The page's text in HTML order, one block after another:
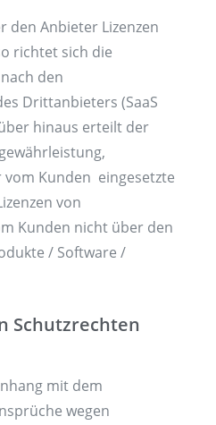
den Anbieter Lizenzen
richtet sich die
den
Drittanbieters (SaaS
hinaus erteilt der
Kunden eingesetzte
von
Kunden nicht über den
/ Software /
Schutzrechten
mit dem
wegen